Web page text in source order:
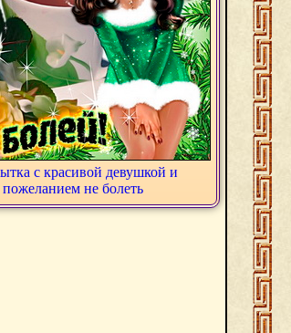
с красивой девушкой и
пожеланием не болеть